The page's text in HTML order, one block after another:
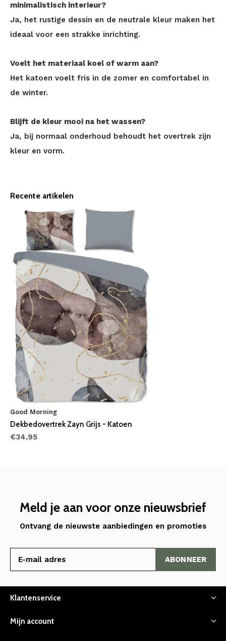
minimalistisch interieur?
Ja, het rustige dessin en de neutrale kleur maken het
ideaal voor een strakke inrichting.
Voelt het materiaal koel of warm aan?
Het katoen voelt fris in de zomer en comfortabel in
de winter.
Blijft de kleur mooi na het wassen?
Ja, bij normaal onderhoud behoudt het overtrek zijn
kleur en vorm.
Recente artikelen
Good Morning
Dekbedovertrek Zayn Grijs - Katoen
€34,95
Meld je aan voor onze nieuwsbrief
Ontvang de nieuwste aanbiedingen en promoties
ABONNEER
Klantenservice
Mijn account